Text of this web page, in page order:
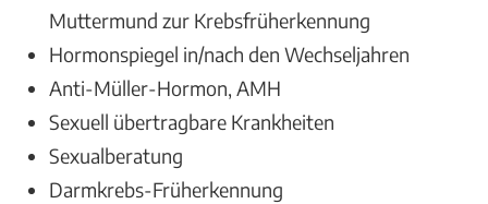
Muttermund zur Krebsfrüherkennung
Hormonspiegel in/nach den Wechseljahren
Anti-Müller-Hormon, AMH
Sexuell übertragbare Krankheiten
Sexualberatung
Darmkrebs-Früherkennung